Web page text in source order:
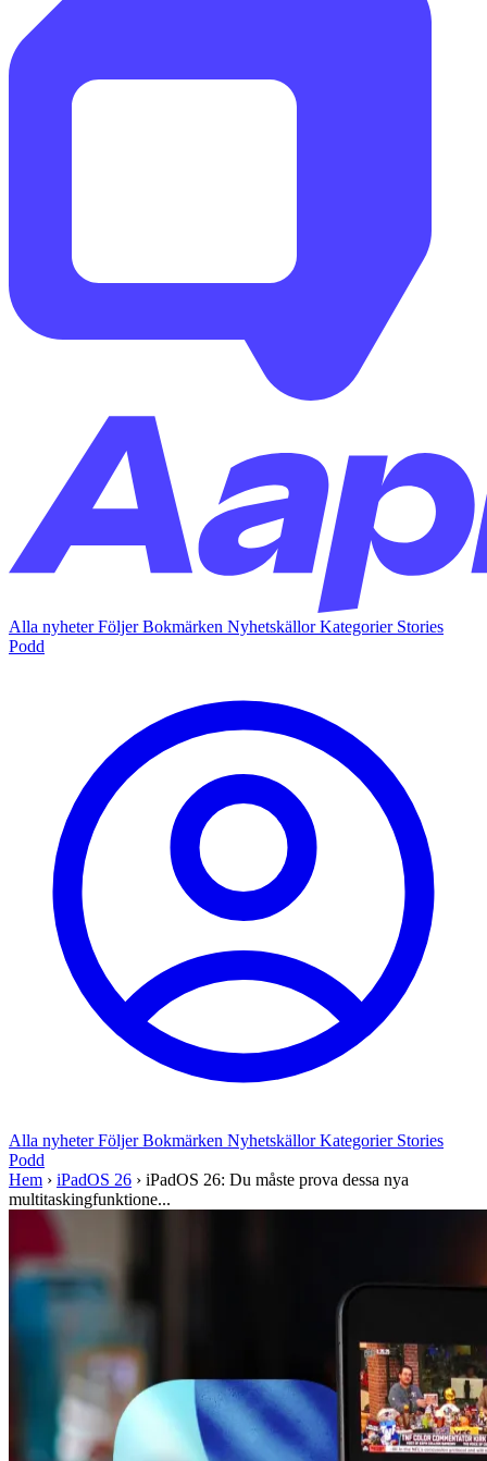
Alla nyheterFöljerBokmärken NyhetskällorKategorier Stories
Podd
Alla nyheterFöljerBokmärken NyhetskällorKategorier Stories
Podd
Hem › iPadOS 26 › iPadOS 26: Du måste prova dessa nya
multitaskingfunktione...